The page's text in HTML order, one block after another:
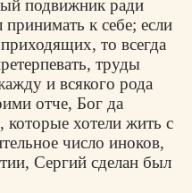
подвижник ради
к себе; если
то всегда
труды
и всякого рода
отче, Бог да
хотели жить с
число иноков,
Сергий сделан был